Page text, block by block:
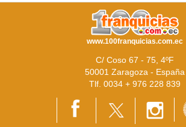
www.100franquicias.com.ec
C/ Coso 67 - 75, 4ºF
50001 Zaragoza - España
Tlf. 0034 + 976 228 839